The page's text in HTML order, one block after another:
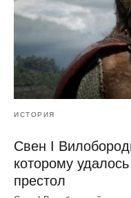
ИСТОРИЯ
Свен I
которому
престол